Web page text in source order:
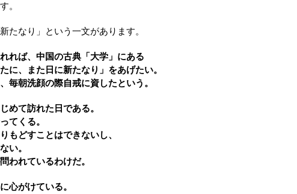
。
たなり」という一文があります。
れば、中国の古典「大学」にある
に、また日に新たなり」をあげたい。
毎朝洗顔の際自戒に資したという。
めて訪れた日である。
てくる。
もどすことはできないし、
い。
われているわけだ。
心がけている。